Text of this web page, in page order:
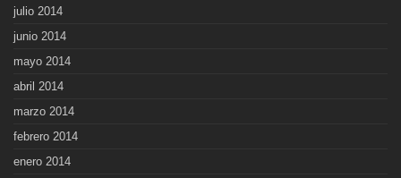
julio 2014
junio 2014
mayo 2014
abril 2014
marzo 2014
febrero 2014
enero 2014